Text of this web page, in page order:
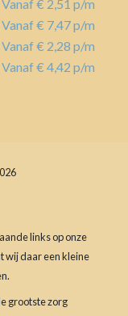
Vanaf € 2,51 p/m
Vanaf € 7,47 p/m
Vanaf € 2,28 p/m
Vanaf € 4,42 p/m
links op onze
wij daar een kleine
grootste zorg